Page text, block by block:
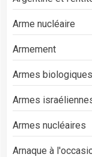
Arme nucléaire
Armement
Armes biologiques
Armes
Armes nucléaires
Arnaque à